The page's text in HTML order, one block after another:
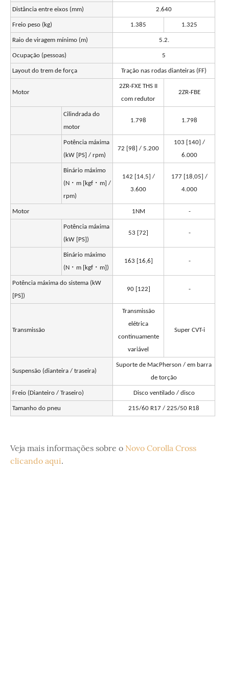
Distância entre eixos (mm) 2.640
Freio peso (kg) 1.385 1.325
Raio de viragem mínimo (m) 5.2.
Ocupação (pessoas) 5
Layout do trem de força Tração nas rodas dianteiras (FF)
Motor
2ZR-FXE THS II
com redutor
2ZR-FBE
Cilindrada do
motor
1.798 1.798
Potência máxima
(kW [PS] / rpm)
72 [98] / 5.200
103 [140] /
6.000
Binário máximo
(N ･ m [kgf ･ m] /
rpm)
142 [14,5] /
3.600
177 [18,05] /
4.000
Motor 1NM -
Potência máxima
(kW [PS])
53 [72] -
Binário máximo
(N ･ m [kgf ･ m])
163 [16,6] -
Potência máxima do sistema (kW
[PS])
90 [122] -
Transmissão
Transmissão
elétrica
continuamente
variável
Super CVT-i
Suspensão (dianteira / traseira)
Suporte de MacPherson / em barra
de torção
Freio (Dianteiro / Traseiro) Disco ventilado / disco
Tamanho do pneu 215/60 R17 / 225/50 R18
Veja mais informações sobre o Novo Corolla Cross
clicando aqui.